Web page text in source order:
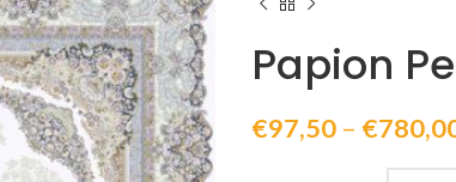
Papion
€97,50 – €